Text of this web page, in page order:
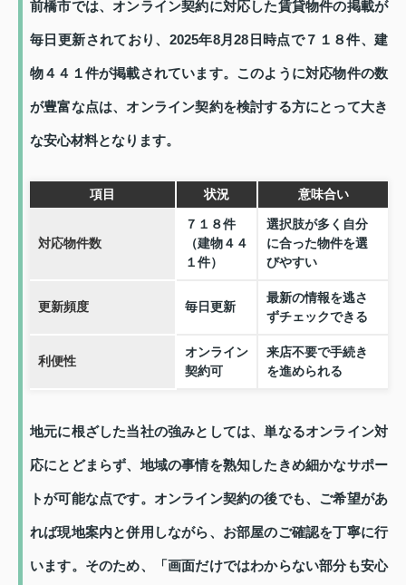
前橋市では、オンライン契約に対応した賃貸物件の掲載が
毎日更新されており、2025年8月28日時点で７１８件、建
物４４１件が掲載されています。このように対応物件の数
が豊富な点は、オンライン契約を検討する方にとって大き
な安心材料となります。
項目 状況 意味合い
対応物件数
７１８件
（建物４４
１件）
選択肢が多く自分
に合った物件を選
びやすい
更新頻度 毎日更新
最新の情報を逃さ
ずチェックできる
利便性
オンライン
契約可
来店不要で手続き
を進められる
地元に根ざした当社の強みとしては、単なるオンライン対
応にとどまらず、地域の事情を熟知したきめ細かなサポー
トが可能な点です。オンライン契約の後でも、ご希望があ
れば現地案内と併用しながら、お部屋のご確認を丁寧に行
います。そのため、「画面だけではわからない部分も安心